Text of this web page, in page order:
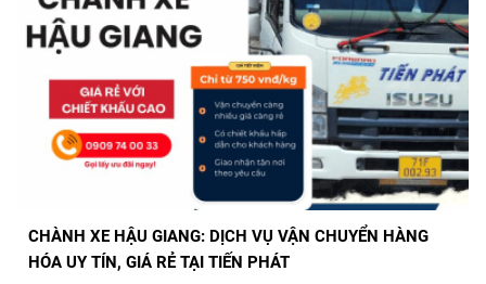
CHÀNH XE HẬU GIANG: DỊCH VỤ VẬN CHUYỂN HÀNG
HÓA UY TÍN, GIÁ RẺ TẠI TIẾN PHÁT